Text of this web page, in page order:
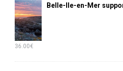
Belle-Ile-en-Mer
36.00€